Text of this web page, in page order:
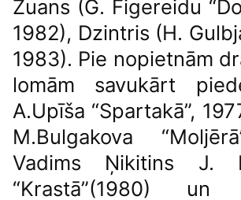
Žuans (G. Figereidu
1982), Dzintris (H.
1983). Pie nopietnām
lomām savukārt
A.Upīša “Spartakā”,
M.Bulgakova
Vadims Ņikitins J.
“Krastā”(1980)